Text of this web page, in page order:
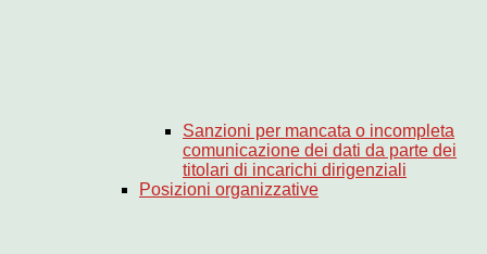
Sanzioni per mancata o incompleta
comunicazione dei dati da parte dei
titolari di incarichi dirigenziali
Posizioni organizzative